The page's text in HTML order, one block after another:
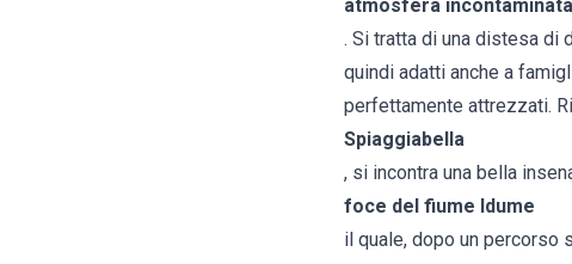
atmosfera incontaminata
. Si tratta di una distesa di
quindi adatti anche a
perfettamente attrezzati.
Spiaggiabella
, si incontra una bella
foce del fiume Idume
il quale, dopo un percorso